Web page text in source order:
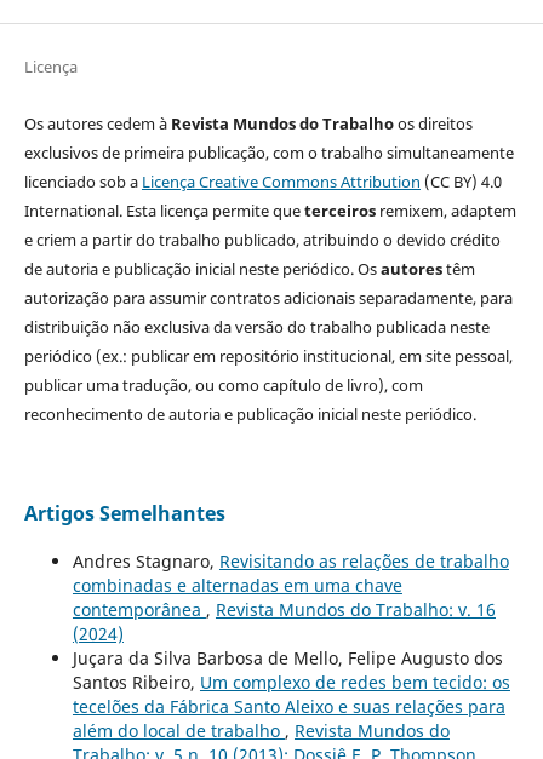
Licença
Os autores cedem à Revista Mundos do Trabalhoos direitos
exclusivos de primeira publicação, com o trabalho simultaneamente
licenciado sob a Licença Creative Commons Attribution (CC BY) 4.0
International. Esta licença permite queterceirosremixem, adaptem
e criem a partir do trabalho publicado, atribuindo o devido crédito
de autoria e publicação inicial neste periódico. Osautorestêm
autorização para assumir contratos adicionais separadamente, para
distribuição não exclusiva da versão do trabalho publicada neste
periódico (ex.: publicar em repositório institucional, em site pessoal,
publicar uma tradução, ou como capítulo de livro), com
reconhecimento de autoria e publicação inicial neste periódico.
Artigos Semelhantes
Andres Stagnaro, Revisitando as relações de trabalho
combinadas e alternadas em uma chave
contemporânea , Revista Mundos do Trabalho: v. 16
(2024)
Juçara da Silva Barbosa de Mello, Felipe Augusto dos
Santos Ribeiro, Um complexo de redes bem tecido: os
tecelões da Fábrica Santo Aleixo e suas relações para
além do local de trabalho , Revista Mundos do